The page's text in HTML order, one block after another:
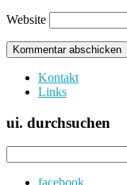
Website
Kontakt
Links
ui. durchsuchen
nach: